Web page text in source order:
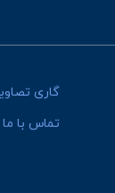
گاری
تماس با ما